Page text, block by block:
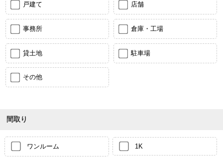
戸建て 店舗
事務所 倉庫・工場
貸土地 駐車場
その他
間取り
ワンルーム 1K